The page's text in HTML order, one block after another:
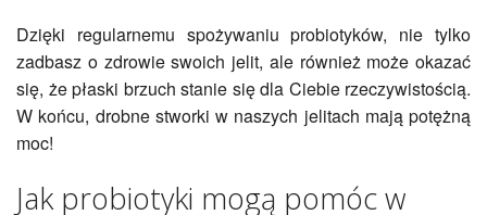
Dzięki regularnemu spożywaniu probiotyków, nie tylko
zadbasz o zdrowie swoich jelit, ale również może okazać
się, że płaski brzuch stanie się dla Ciebie rzeczywistością.
W końcu, drobne stworki w naszych jelitach mają potężną
moc!
Jak probiotyki mogą pomóc w